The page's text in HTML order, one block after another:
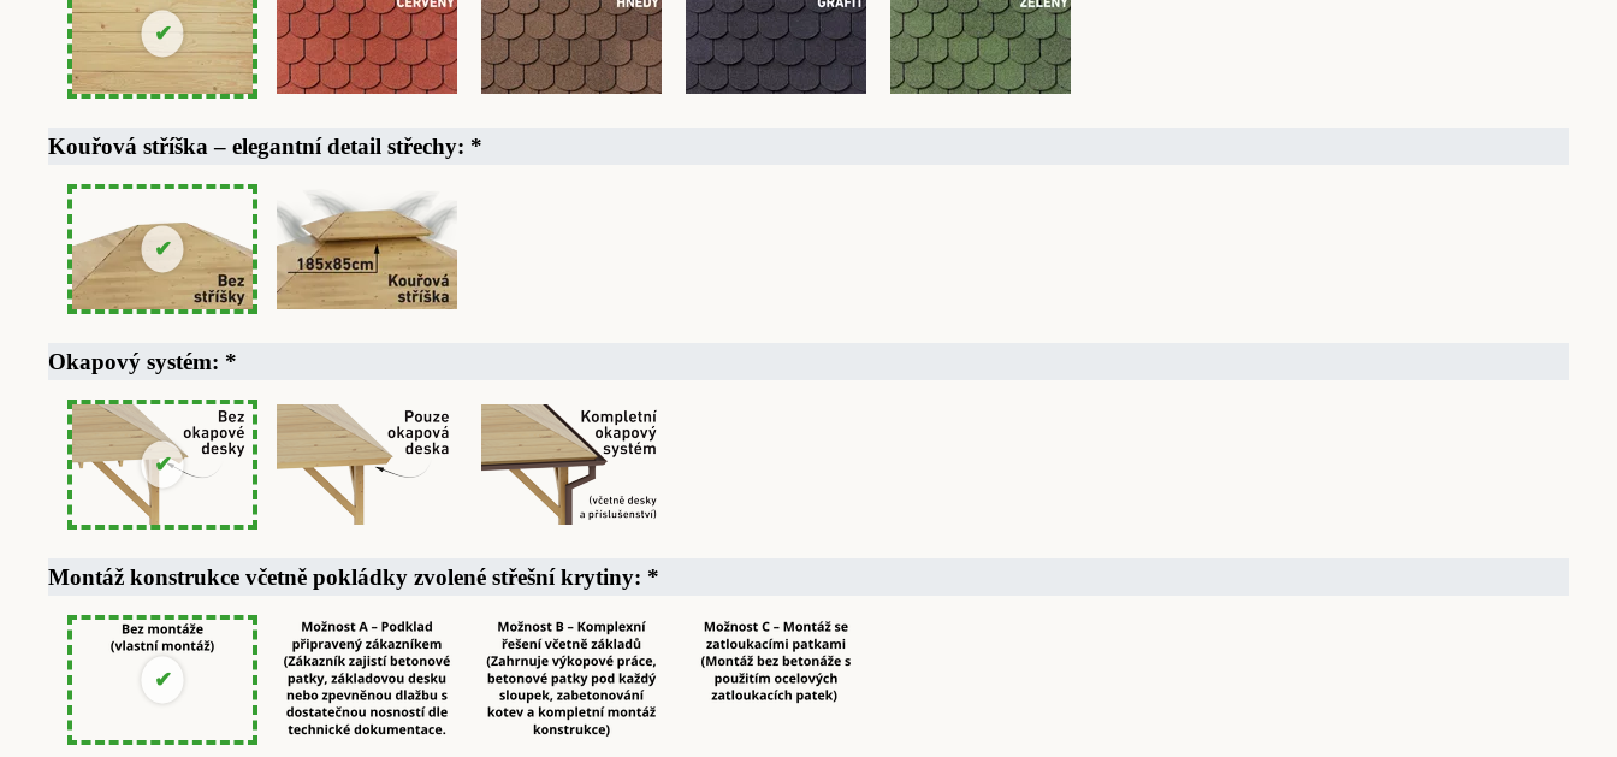
Kouřová stříška – elegantní detail střechy: *
Okapový systém: *
Montáž konstrukce včetně pokládky zvolené střešní krytiny: *